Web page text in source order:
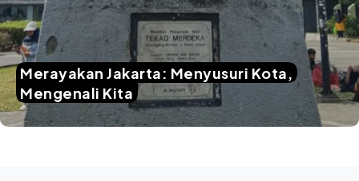
Merayakan Jakarta: Menyusuri Kota,
Mengenali Kita